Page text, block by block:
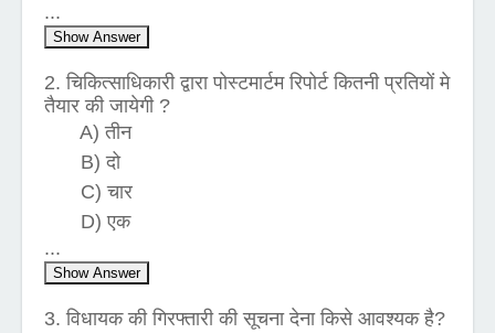
...
Show Answer
2. चिकित्साधिकारी द्वारा पोस्टमार्टम रिपोर्ट कितनी प्रतियों मे
तैयार की जायेगी ?
A) तीन
B) दो
C) चार
D) एक
...
Show Answer
3. विधायक की गिरफ्तारी की सूचना देना किसे आवश्यक है?